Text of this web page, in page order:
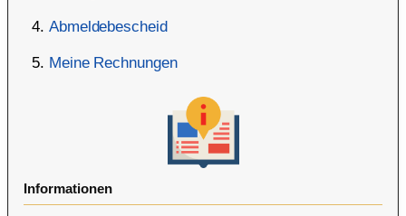
Abmeldebescheid
Meine Rechnungen
Informationen